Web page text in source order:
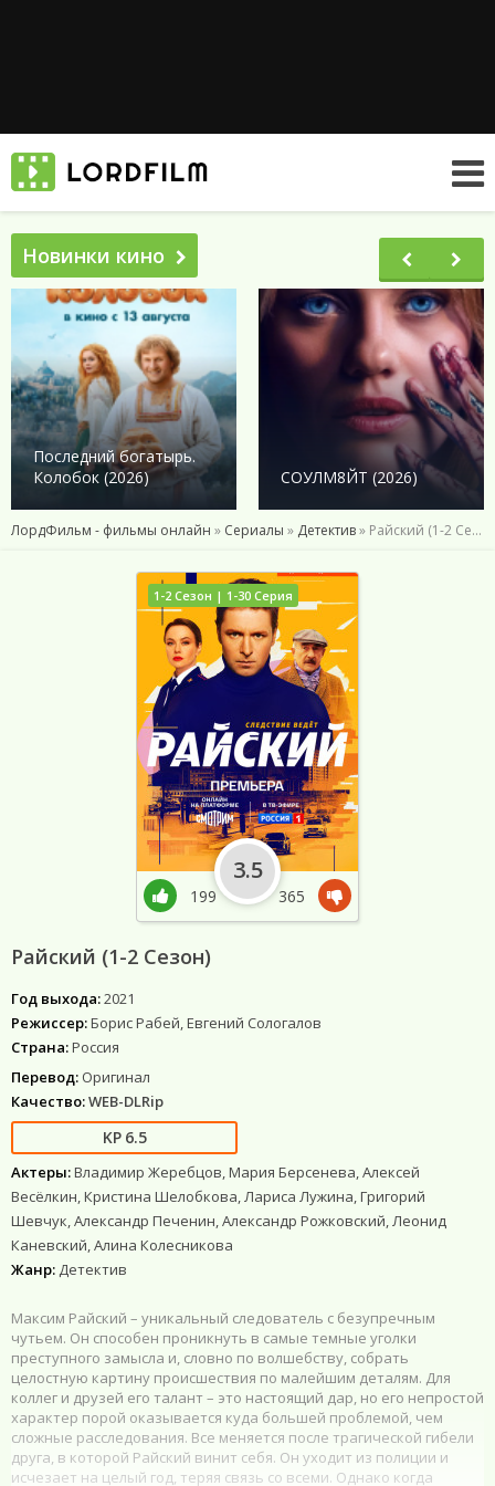
Новинки кино
Последний богатырь.
Колобок (2026)
СОУЛМ8ЙТ (2026)
ЛордФильм - фильмы онлайн » Сериалы » Детектив» Райский (1-2 Сезон)
Райский (1-2 Сезон)
Год выхода:2021
Режиссер:Борис Рабей, Евгений Сологалов
Страна:Россия
Перевод: Оригинал
Качество:WEB-DLRip
6.5
Актеры:Владимир Жеребцов, Мария Берсенева, Алексей
Весёлкин, Кристина Шелобкова, Лариса Лужина, Григорий
Шевчук, Александр Печенин, Александр Рожковский, Леонид
Каневский, Алина Колесникова
Жанр: Детектив
Максим Райский – уникальный следователь с безупречным
чутьем. Он способен проникнуть в самые темные уголки
преступного замысла и, словно по волшебству, собрать
целостную картину происшествия по малейшим деталям. Для
коллег и друзей его талант – это настоящий дар, но его непростой
характер порой оказывается куда большей проблемой, чем
сложные расследования. Все меняется после трагической гибели
друга, в которой Райский винит себя. Он уходит из полиции и
исчезает на целый год, теряя связь со всеми. Однако когда
1-2 Сезон | 1-30 Серия
199
3.5
365